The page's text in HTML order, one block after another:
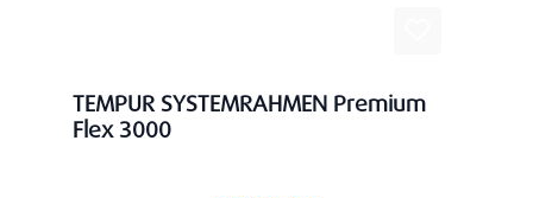
TEMPUR SYSTEMRAHMEN Premium
Flex 3000